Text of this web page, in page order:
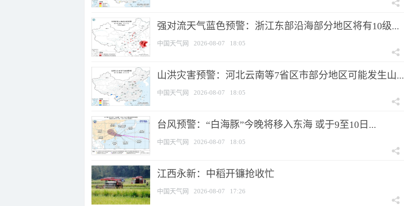
强对流天气蓝色预警：浙江东部沿海部分地区将有10级...
中国天气网 2026-08-07 18:05
山洪灾害预警：河北云南等7省区市部分地区可能发生山...
中国天气网 2026-08-07 18:05
台风预警：“白海豚”今晚将移入东海 或于9至10日...
中国天气网 2026-08-07 18:05
江西永新：中稻开镰抢收忙
中国天气网 2026-08-07 17:26